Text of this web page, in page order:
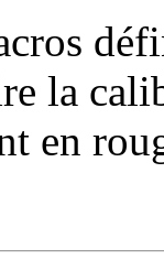
la
en